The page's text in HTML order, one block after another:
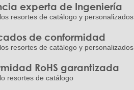
experta de Ingeniería
resortes de catálogo y personalizados
de conformidad
resortes de catálogo y personalizados
RoHS garantizada
resortes de catálogo